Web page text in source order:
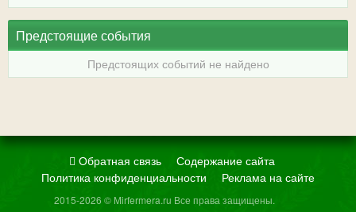
Предстоящие события
Предстоящих событий не найдено
Обратная связь
Содержание сайта
Политика конфиденциальности
Реклама на сайте
2015-2026 © Mirfermera.ru Все права защищены.